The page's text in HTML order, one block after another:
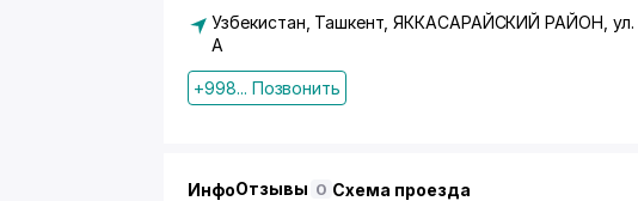
Узбекистан, Ташкент, ЯККАСАРАЙСКИЙ РАЙОН ,
А
+998... Позвонить
ИнфоОтзывы 0 Схема проезда